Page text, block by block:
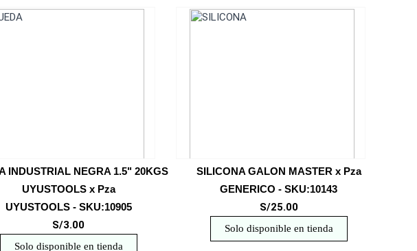
INDUSTRIAL NEGRA 1.5" 20KGS
UYUSTOOLS x Pza
UYUSTOOLS - SKU:10905
S/3.00
Solo disponible en tienda
SILICONA GALON MASTER x Pza
GENERICO - SKU:10143
S/25.00
Solo disponible en tienda